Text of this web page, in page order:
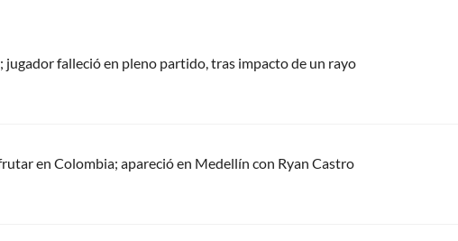
jugador falleció en pleno partido, tras impacto de un rayo
en Colombia; apareció en Medellín con Ryan Castro